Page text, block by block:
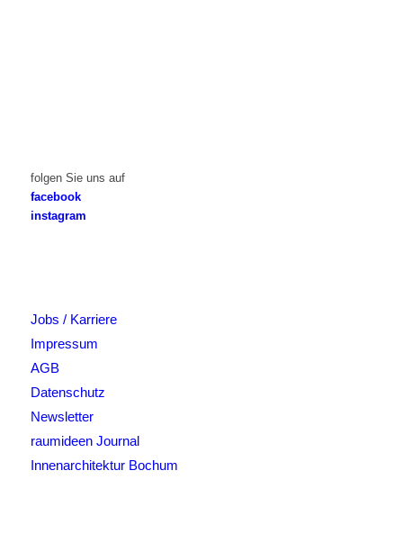
folgen Sie uns auf
facebook
instagram
Jobs / Karriere
Impressum
AGB
Datenschutz
Newsletter
raumideen Journal
Innenarchitektur Bochum